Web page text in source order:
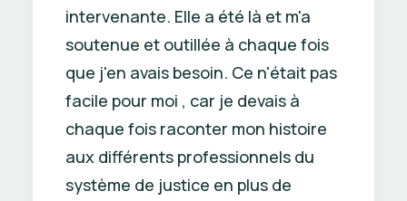
intervenante. Elle a été là et m'a
soutenue et outillée à chaque fois
que j'en avais besoin. Ce n'était pas
facile pour moi , car je devais à
chaque fois raconter mon histoire
aux différents professionnels du
système de justice en plus de